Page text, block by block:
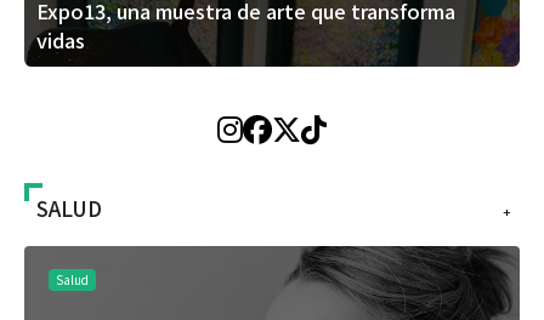
Expo13, una muestra de arte que transforma
vidas
+
SALUD
Salud